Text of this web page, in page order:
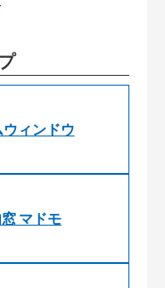
ィンドウ
マドモ